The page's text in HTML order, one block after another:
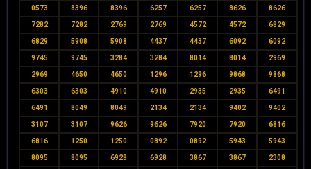
0573 8396 8396 6257 6257 8626 8626
7282 7282 2769 2769 4572 4572 6829
6829 5908 5908 4437 4437 6092 6092
9745 9745 3284 3284 8014 8014 2969
2969 4650 4650 1296 1296 9868 9868
6303 6303 4910 4910 2935 2935 6491
6491 8049 8049 2134 2134 9402 9402
3107 3107 9626 9626 7920 7920 6816
6816 1250 1250 0892 0892 5943 5943
8095 8095 6928 6928 3867 3867 2308